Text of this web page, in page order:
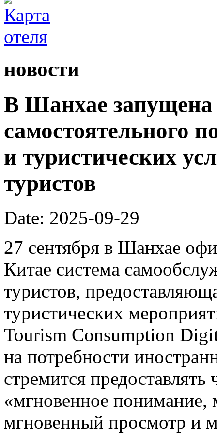
новости
В Шанхае запущена
самостоятельного
и туристических
туристов
Date: 2025-09-29
27 сентября в Шанхае
Китае система
туристов,
туристических
Tourism Consumption
на потребности
стремится
«мгновенное
мгновенный просмотр и